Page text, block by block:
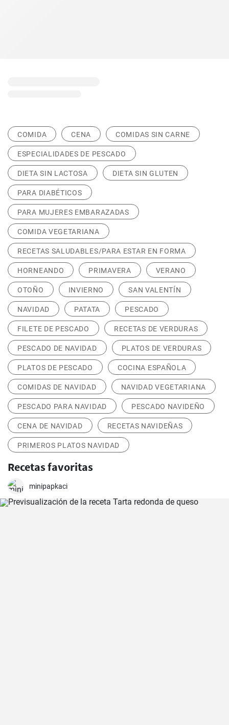
COMIDA CENA COMIDAS SIN CARNE
ESPECIALIDADES DE PESCADO
DIETA SIN LACTOSA DIETA SIN GLUTEN
PARA DIABÉTICOS
PARA MUJERES EMBARAZADAS
COMIDA VEGETARIANA
RECETAS SALUDABLES/PARA ESTAR EN FORMA
HORNEANDO PRIMAVERA VERANO
OTOÑO INVIERNO SAN VALENTÍN
NAVIDAD PATATA PESCADO
FILETE DE PESCADO RECETAS DE VERDURAS
PESCADO DE NAVIDAD PLATOS DE VERDURAS
PLATOS DE PESCADO COCINA ESPAÑOLA
COMIDAS DE NAVIDAD NAVIDAD VEGETARIANA
PESCADO PARA NAVIDAD PESCADO NAVIDEÑO
CENA DE NAVIDAD RECETAS NAVIDEÑAS
PRIMEROS PLATOS NAVIDAD
Recetas favoritas
minipapkaci